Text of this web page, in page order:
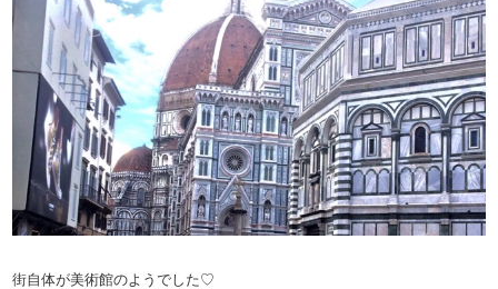
街自体が美術館のようでした♡